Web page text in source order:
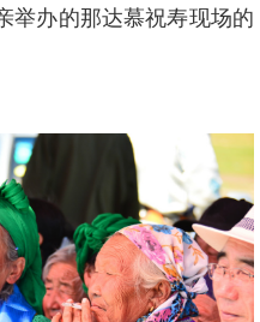
举办的那达慕祝寿现场的